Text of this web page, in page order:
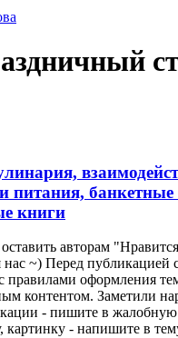
питания, банкетные
книги
авторам
нас ~) Перед публикацией
правилами оформления
контентом. Заметили
- пишите в
картинку - напишите в